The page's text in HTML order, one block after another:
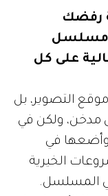
رفضك
مسلسل
على كل
التصوير، بل
مدخن، ولكن في
وأضعها في
الخيرية
المسلسل.